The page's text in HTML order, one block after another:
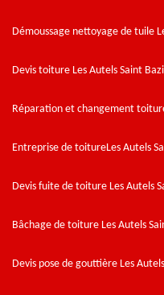
Démoussage nettoyage de tuile
Devis toiture Les Autels Saint
Réparation et changement
Entreprise de toitureLes Autels
Devis fuite de toiture Les Autels
Bâchage de toiture Les Autels
Devis pose de gouttière Les